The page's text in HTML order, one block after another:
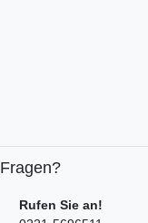
Fragen?
Rufen Sie an!